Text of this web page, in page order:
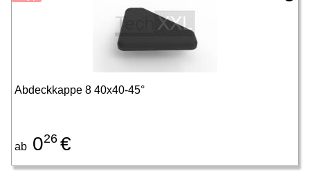
Abdeckkappe 8 40x40-45°
ab 026 €